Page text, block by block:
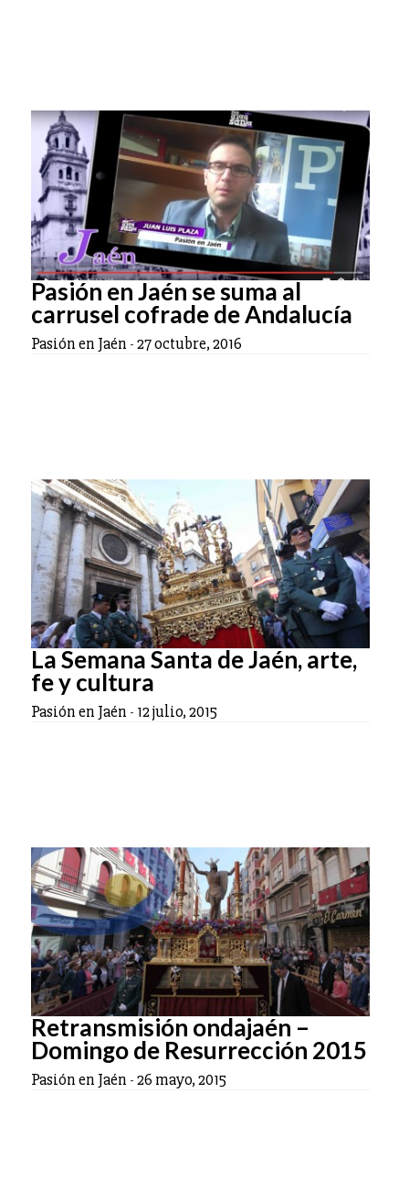
Pasión en Jaén se suma al
carrusel cofrade de Andalucía
Pasión en Jaén -27 octubre, 2016
La Semana Santa de Jaén, arte,
fe y cultura
Pasión en Jaén - 12 julio, 2015
Retransmisión ondajaén –
Domingo de Resurrección 2015
Pasión en Jaén -26 mayo, 2015